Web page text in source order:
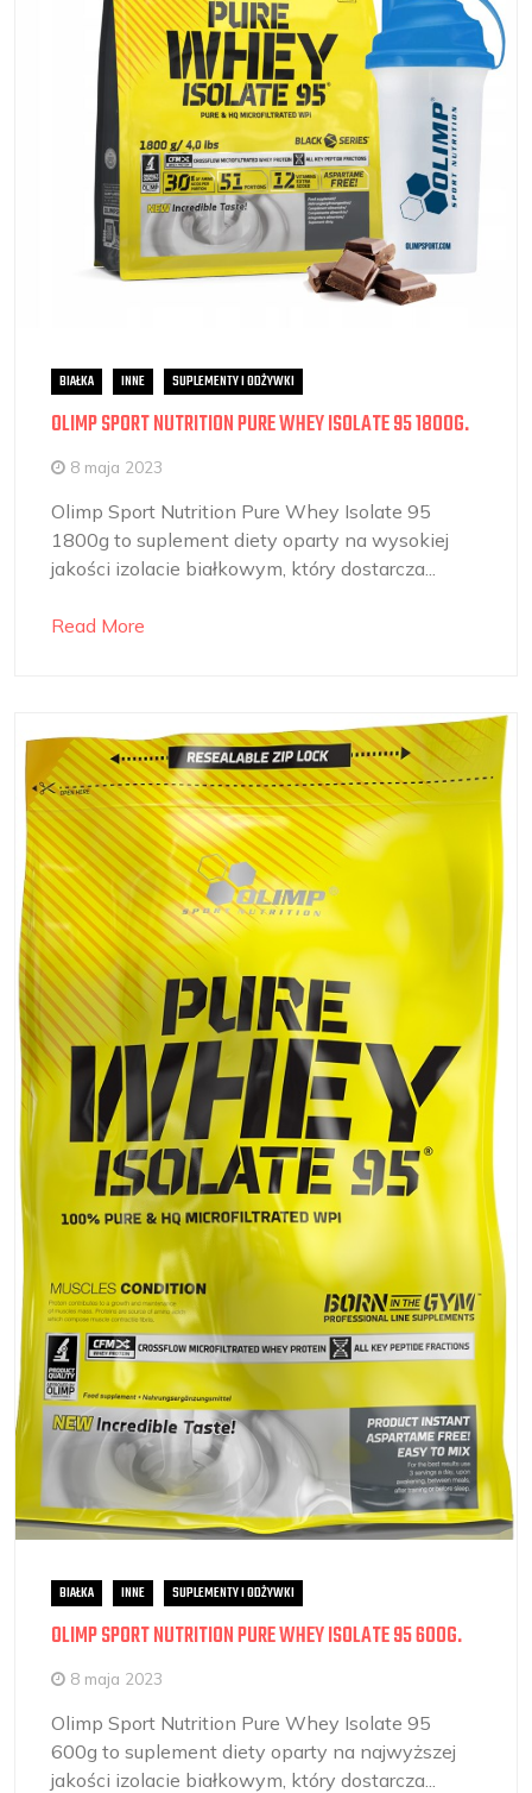
BIAŁKA INNE SUPLEMENTY I ODŻYWKI
OLIMP SPORT NUTRITION PURE WHEY ISOLATE 95 1800G.
8 maja 2023
Olimp Sport Nutrition Pure Whey Isolate 95
1800g to suplement diety oparty na wysokiej
jakości izolacie białkowym, który dostarcza...
Read More
BIAŁKA INNE SUPLEMENTY I ODŻYWKI
OLIMP SPORT NUTRITION PURE WHEY ISOLATE 95 600G.
8 maja 2023
Olimp Sport Nutrition Pure Whey Isolate 95
600g to suplement diety oparty na najwyższej
jakości izolacie białkowym, który dostarcza...